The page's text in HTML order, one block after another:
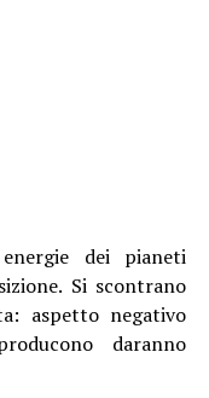
dei pianeti
Si scontrano
aspetto negativo
daranno